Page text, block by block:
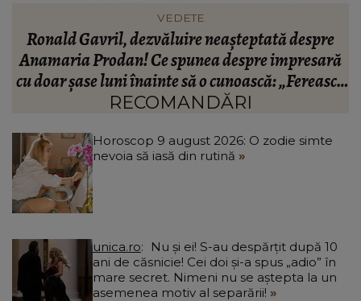
INFORMATIILE ZILEI
BREAKING! Lionel Messi este în doliu! Tatăl
fotbalistului s-a stins din viață!
RECOMANDĂRI
Horoscop 9 august 2026: O zodie simte
nevoia să iasă din rutină
unica.ro
ani de căsnicie! Cei doi și-a spus „adio” în
mare secret. Nimeni nu se aștepta la un
asemenea motiv al separării!